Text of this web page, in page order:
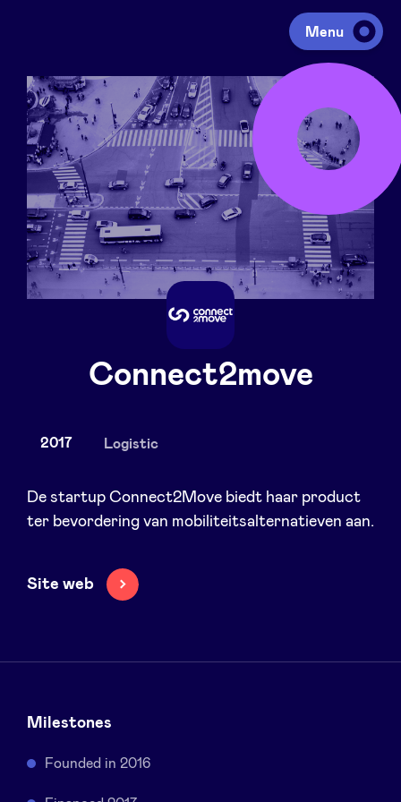
Menu
Investeren
Fondsen ophalen
Portfolio
Agenda
Over ons
Nieuws
BeAngels Academy
Pooling Services
Connect2move
2017 Logistic
De startup Connect2Move biedt haar product
ter bevordering van mobiliteitsalternatieven aan.
Site web
Milestones
Founded in 2016